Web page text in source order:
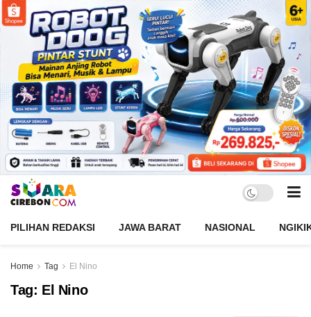
PILIHAN REDAKSI JAWA BARAT NASIONAL
Home Tag El Nino
Tag: El Nino